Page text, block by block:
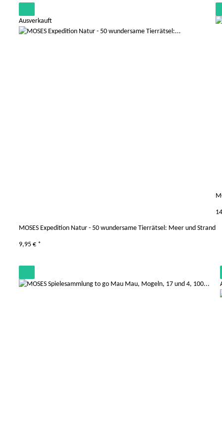
Ausverkauft
MOSES Expedition Natur - 50 wundersame Tierrätsel: Meer und Strand
9,95 € *